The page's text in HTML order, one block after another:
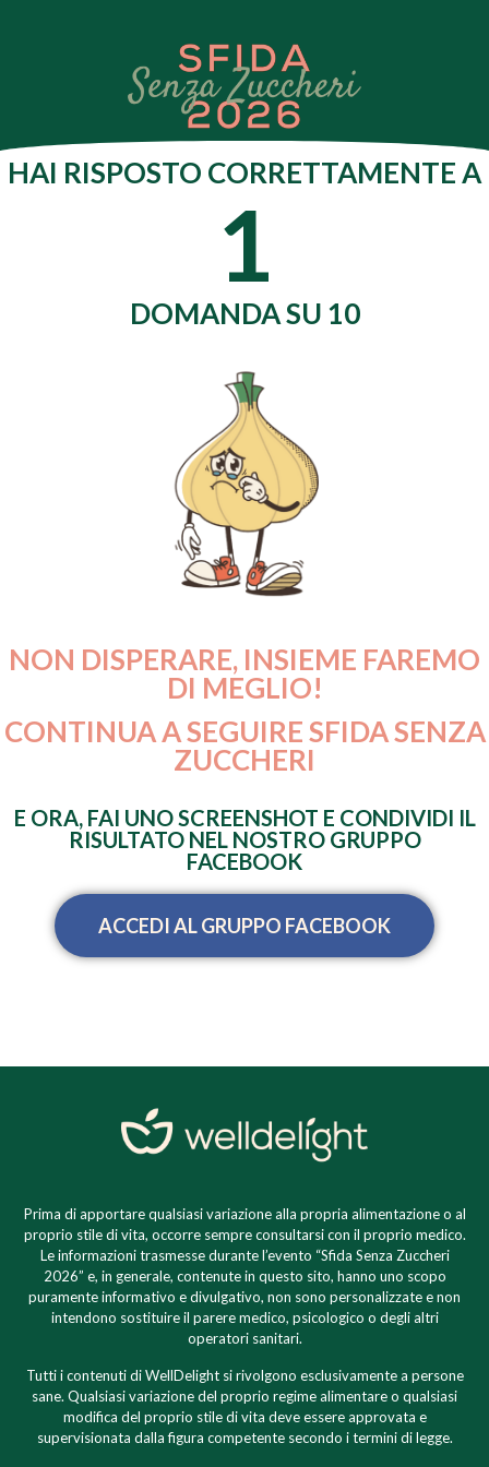
HAI RISPOSTO CORRETTAMENTE A
1
DOMANDA SU 10
NON DISPERARE, INSIEME FAREMO
DI MEGLIO!
CONTINUA A SEGUIRE SFIDA SENZA
ZUCCHERI
E ORA, FAI UNO SCREENSHOT E CONDIVIDI IL
RISULTATO NEL NOSTRO GRUPPO
FACEBOOK
ACCEDI AL GRUPPO FACEBOOK
Prima di apportare qualsiasi variazione alla propria alimentazione o al
proprio stile di vita, occorre sempre consultarsi con il proprio medico.
Le informazioni trasmesse durante l’evento “Sfida Senza Zuccheri
2026” e, in generale, contenute in questo sito, hanno uno scopo
puramente informativo e divulgativo, non sono personalizzate e non
intendono sostituire il parere medico, psicologico o degli altri
operatori sanitari.
Tutti i contenuti di WellDelight si rivolgono esclusivamente a persone
sane. Qualsiasi variazione del proprio regime alimentare o qualsiasi
modifica del proprio stile di vita deve essere approvata e
supervisionata dalla figura competente secondo i termini di legge.